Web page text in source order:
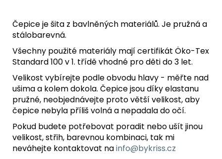
Čepice je šita z bavlněných materiálů. Je pružná a
stálobarevná.
Všechny použité materiály mají certifikát Öko-Tex
Standard 100 v 1. třídě vhodné pro děti do 3 let.
Velikost vybírejte podle obvodu hlavy - měřte nad
ušima a kolem dokola. Čepice jsou díky elastanu
pružné, neobjednávejte proto větší velikost, aby
čepice nebyla příliš volná a nepadala do očí.
Pokud budete potřebovat poradit nebo ušít jinou
velikost, střih, barevnou kombinaci, tak mi
neváhejte kontaktovat nainfo@bykriss.cz